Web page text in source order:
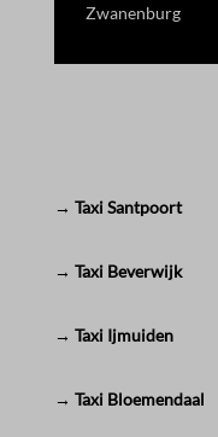
Zwanenburg
→ Taxi Santpoort
→ Taxi Beverwijk
→ Taxi Ijmuiden
→ Taxi Bloemendaal